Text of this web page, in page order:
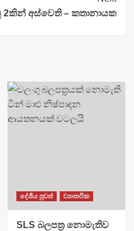
2කින් අස්වෙති – කතානායක
දේශීය පුවත් ව්‍යාපාරික
SLS බලපත්‍ර නොමැතිව